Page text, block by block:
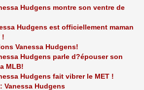
Hudgens montre son ventre de
Hudgens est officiellement maman
!
Vanessa Hudgens!
Hudgens parle d?épouser son
MLB!
Hudgens fait vibrer le MET !
Vanessa Hudgens